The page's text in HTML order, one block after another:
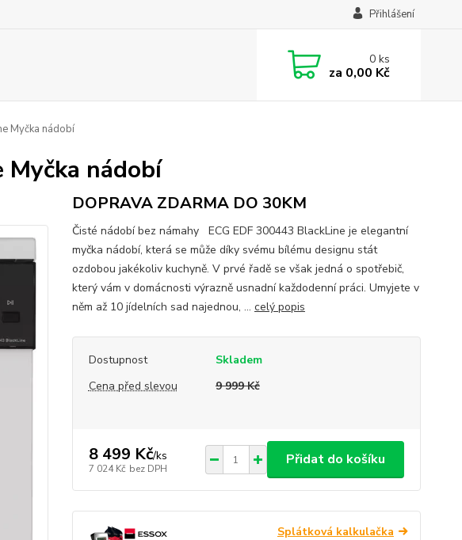
Přihlášení
0ks
za 0,00 Kč
Myčka nádobí
Myčka nádobí
DOPRAVA ZDARMA DO 30KM
Čisté nádobí bez námahy ECG EDF 300443 BlackLine je elegantní
myčka nádobí, která se může díky svému bílému designu stát
ozdobou jakékoliv kuchyně. V prvé řadě se však jedná o spotřebič,
který vám v domácnosti výrazně usnadní každodenní práci. Umyjete v
něm až 10 jídelních sad najednou, ... celý popis
Dostupnost
Skladem
Cena před slevou
9 999 Kč
8 499 Kč/ks
7 024 Kč bez DPH
Přidat do košíku
Splátková kalkulačka